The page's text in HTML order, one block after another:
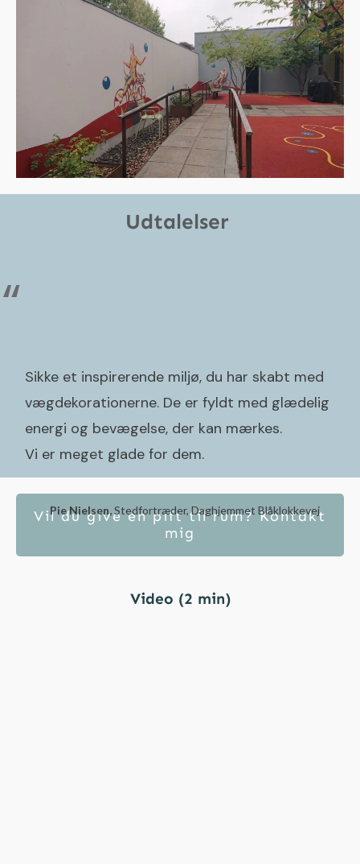
Udtalelser
“
Sikke et inspirerende miljø, du har skabt med
vægdekorationerne. De er fyldt med glædelig
energi og bevægelse, der kan mærkes.
Vi er meget glade for dem.
Pie Nielsen,Stedfortræder, Daghjemmet Blåklokkevej
Vil du give en pift til rum? Kontakt
mig
Video (2 min)